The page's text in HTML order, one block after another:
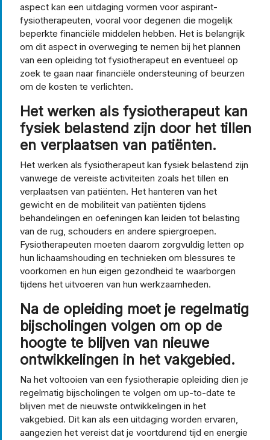
aspect kan een uitdaging vormen voor aspirant-
fysiotherapeuten, vooral voor degenen die mogelijk
beperkte financiële middelen hebben. Het is belangrijk
om dit aspect in overweging te nemen bij het plannen
van een opleiding tot fysiotherapeut en eventueel op
zoek te gaan naar financiële ondersteuning of beurzen
om de kosten te verlichten.
Het werken als fysiotherapeut kan
fysiek belastend zijn door het tillen
en verplaatsen van patiënten.
Het werken als fysiotherapeut kan fysiek belastend zijn
vanwege de vereiste activiteiten zoals het tillen en
verplaatsen van patiënten. Het hanteren van het
gewicht en de mobiliteit van patiënten tijdens
behandelingen en oefeningen kan leiden tot belasting
van de rug, schouders en andere spiergroepen.
Fysiotherapeuten moeten daarom zorgvuldig letten op
hun lichaamshouding en technieken om blessures te
voorkomen en hun eigen gezondheid te waarborgen
tijdens het uitvoeren van hun werkzaamheden.
Na de opleiding moet je regelmatig
bijscholingen volgen om op de
hoogte te blijven van nieuwe
ontwikkelingen in het vakgebied.
Na het voltooien van een fysiotherapie opleiding dien je
regelmatig bijscholingen te volgen om up-to-date te
blijven met de nieuwste ontwikkelingen in het
vakgebied. Dit kan als een uitdaging worden ervaren,
aangezien het vereist dat je voortdurend tijd en energie